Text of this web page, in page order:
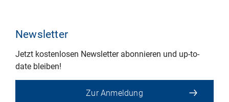
Newsletter
Jetzt kostenlosen Newsletter abonnieren und up-to-
date bleiben!
Zur Anmeldung